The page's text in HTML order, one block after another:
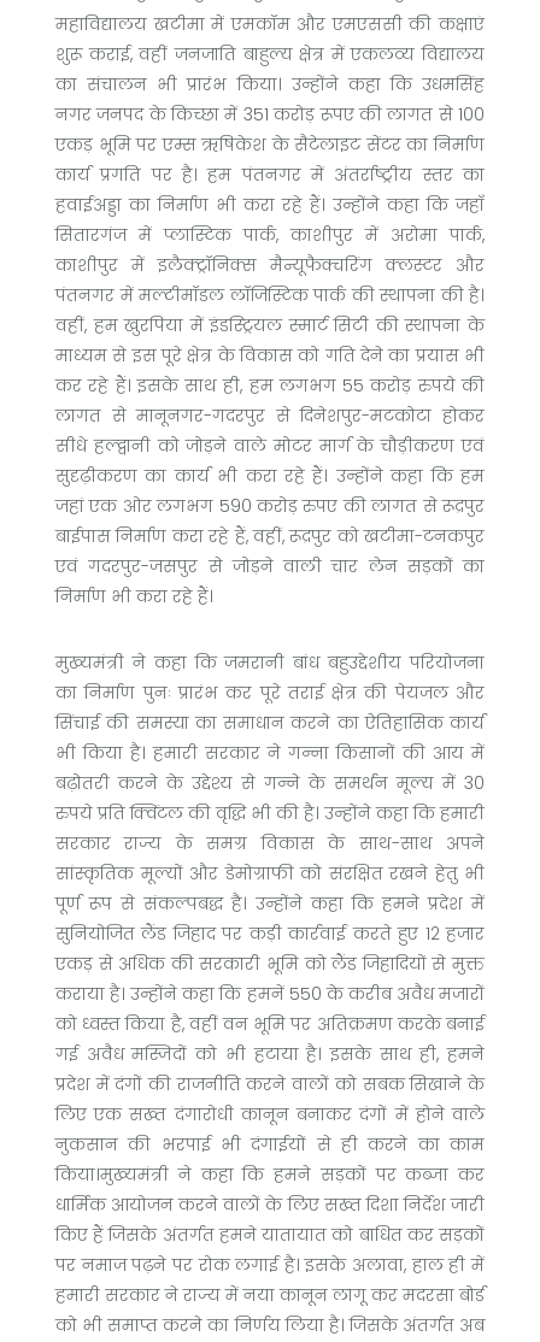
महाविद्यालय खटीमा में एमकॉम और एमएससी की कक्षाएं
शुरू कराई, वहीं जनजाति बाहुल्य क्षेत्र में एकलव्य विद्यालय
का संचालन भी प्रारंभ किया। उन्होंने कहा कि उधमसिंह
नगर जनपद के किच्छा में 351 करोड़ रूपए की लागत से 100
एकड़ भूमि पर एम्स ऋषिकेश के सैटेलाइट सेंटर का निर्माण
कार्य प्रगति पर है। हम पंतनगर में अंतर्राष्ट्रीय स्तर का
हवाईअड्डा का निर्माण भी करा रहे हैं। उन्होंने कहा कि जहाँ
सितारगंज में प्लास्टिक पार्क, काशीपुर में अरोमा पार्क,
काशीपुर में इलैक्ट्रॉनिक्स मैन्यूफैक्चरिंग क्लस्टर और
पंतनगर में मल्टीमॉडल लॉजिस्टिक पार्क की स्थापना की है।
वहीं, हम खुरपिया में इंडस्ट्रियल स्मार्ट सिटी की स्थापना के
माध्यम से इस पूरे क्षेत्र के विकास को गति देने का प्रयास भी
कर रहे हैं। इसके साथ ही, हम लगभग 55 करोड़ रुपये की
लागत से मानूनगर-गदरपुर से दिनेशपुर-मटकोटा होकर
सीधे हल्द्वानी को जोड़ने वाले मोटर मार्ग के चौड़ीकरण एवं
सुदृढ़ीकरण का कार्य भी करा रहे हैं। उन्होंने कहा कि हम
जहां एक ओर लगभग 590 करोड़ रुपए की लागत से रूद्रपुर
बाईपास निर्माण करा रहे हैं, वहीं, रूद्रपुर को खटीमा-टनकपुर
एवं गदरपुर-जसपुर से जोड़ने वाली चार लेन सड़कों का
निर्माण भी करा रहे हैं।
मुख्यमंत्री ने कहा कि जमरानी बांध बहुउद्देशीय परियोजना
का निर्माण पुनः प्रारंभ कर पूरे तराई क्षेत्र की पेयजल और
सिंचाई की समस्या का समाधान करने का ऐतिहासिक कार्य
भी किया है। हमारी सरकार ने गन्ना किसानों की आय में
बढ़ोतरी करने के उद्देश्य से गन्ने के समर्थन मूल्य में 30
रुपये प्रति क्विंटल की वृद्धि भी की है। उन्होंने कहा कि हमारी
सरकार राज्य के समग्र विकास के साथ-साथ अपने
सांस्कृतिक मूल्यों और डेमोग्राफी को संरक्षित रखने हेतु भी
पूर्ण रूप से संकल्पबद्ध है। उन्होंने कहा कि हमने प्रदेश में
सुनियोजित लैंड जिहाद पर कड़ी कार्रवाई करते हुए 12 हजार
एकड़ से अधिक की सरकारी भूमि को लैंड जिहादियों से मुक्त
कराया है। उन्होंने कहा कि हमनें 550 के करीब अवैध मजारों
को ध्वस्त किया है, वहीं वन भूमि पर अतिक्रमण करके बनाई
गई अवैध मस्जिदों को भी हटाया है। इसके साथ ही, हमने
प्रदेश में दंगों की राजनीति करने वालों को सबक सिखाने के
लिए एक सख्त दंगारोधी कानून बनाकर दंगों में होने वाले
नुकसान की भरपाई भी दंगाईयों से ही करने का काम
किया।मुख्यमंत्री ने कहा कि हमने सड़कों पर कब्जा कर
धार्मिक आयोजन करने वालों के लिए सख्त दिशा निर्देश जारी
किए हैं जिसके अंतर्गत हमने यातायात को बाधित कर सड़कों
पर नमाज पढ़ने पर रोक लगाई है। इसके अलावा, हाल ही में
हमारी सरकार ने राज्य में नया कानून लागू कर मदरसा बोर्ड
को भी समाप्त करने का निर्णय लिया है। जिसके अंतर्गत अब